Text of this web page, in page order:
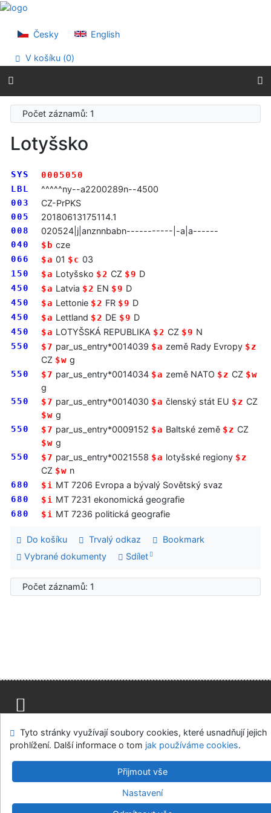
Přejít na obsah
Prohlášení o webové přístupnosti
Česky English
V košíku (0)
Počet záznamů: 1
Lotyšsko
SYS
0005050
LBL
^^^^^ny--a2200289n--4500
003 CZ-PrPKS
005 20180613175114.1
008 020524|j|anznnbabn-----------|-a|a------
040 $b cze
066 $a 01 $c 03
150 $a Lotyšsko $2 CZ $9 D
450 $a Latvia $2 EN $9 D
450 $a Lettonie $2 FR $9 D
450 $a Lettland $2 DE $9 D
450 $a LOTYŠSKÁ REPUBLIKA $2 CZ $9 N
550 $7 par_us_entry*0014039 $a země Rady Evropy $z
CZ $w g
550 $7 par_us_entry*0014034 $a země NATO $z CZ $w
g
550 $7 par_us_entry*0014030 $a členský stát EU $z CZ
$w g
550 $7 par_us_entry*0009152 $a Baltské země $z CZ
$w g
550 $7 par_us_entry*0021558 $a lotyšské regiony $z
CZ $w n
680 $i MT 7206 Evropa a bývalý Sovětský svaz
680 $i MT 7231 ekonomická geografie
680 $i MT 7236 politická geografie
Do košíku Trvalý odkaz
Bookmark
Vybrané dokumenty
Sdílet
Počet záznamů: 1
Mapa stránek Přístupnost
Modul OpenSearch
Napište nám Nastavení cookies
Parlamentní knihovna České republiky
v.4.8.63a-Cosmotron Bohemia, s.r.o.
Tyto stránky využívají soubory cookies, které usnadňují jejich
prohlížení. Další informace o tom jak používáme cookies.
Přijmout vše
Nastavení